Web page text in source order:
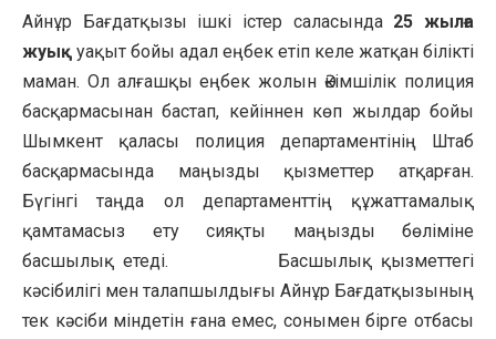
Айнұр Бағдатқызы ішкі істер саласында 25 жылға
жуық уақыт бойы адал еңбек етіп келе жатқан білікті
маман. Ол алғашқы еңбек жолын Әкімшілік полиция
басқармасынан бастап, кейіннен көп жылдар бойы
Шымкент қаласы полиция департаментінің Штаб
басқармасында маңызды қызметтер атқарған.
Бүгінгі таңда ол департаменттің құжаттамалық
қамтамасыз ету сияқты маңызды бөліміне
басшылық етеді. Басшылық қызметтегі
кәсібилігі мен талапшылдығы Айнұр Бағдатқызының
тек кәсіби міндетін ғана емес, сонымен бірге отбасы